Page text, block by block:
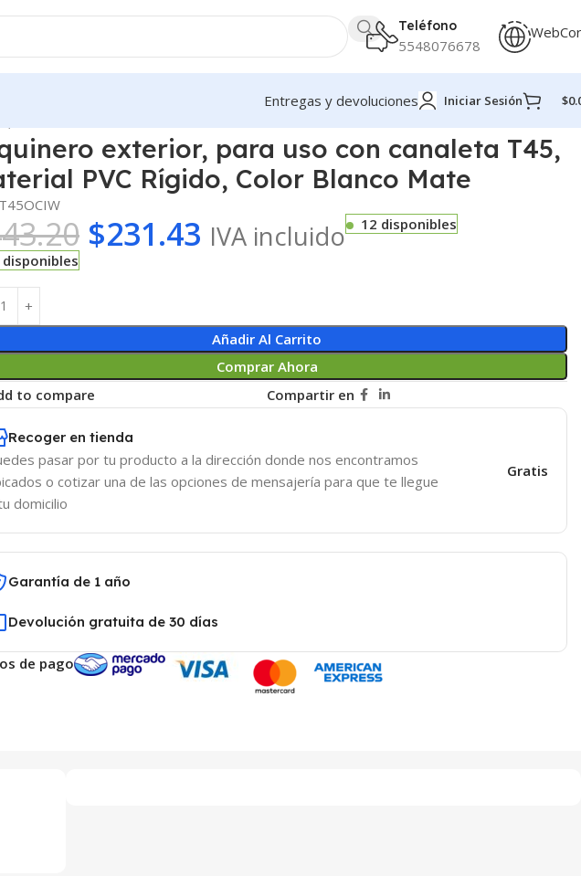
Teléfono
5548076678
Entregas y devoluciones Iniciar Sesión $
exterior, para uso con canaleta T45,
PVC Rígido, Color Blanco Mate
T45OCIW
$231.43 IVA incluido
12 disponibles
disponibles
Añadir Al Carrito
Comprar Ahora
to compare
Compartir en
Recoger en tienda
pasar por tu producto a la dirección donde nos encontramos
o cotizar una de las opciones de mensajería para que te llegue
domicilio
Gratis
Garantía de 1 año
Devolución gratuita de 30 días
de pago